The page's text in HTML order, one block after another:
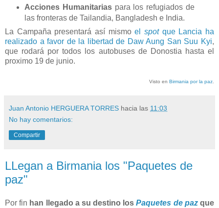
Acciones Humanitariaspara los refugiados de
las fronteras de Tailandia, Bangladesh e India.
La Campaña presentará así mismoelspot que Lancia ha
realizado a favor de la libertad de Daw Aung San Suu Kyi,
que rodará por todos los autobuses de Donostia hasta el
proximo 19 de junio.
Visto en Birmania por la paz.
Juan Antonio HERGUERA TORRES hacia las 11:03
No hay comentarios:
Compartir
LLegan a Birmania los "Paquetes de
paz"
Por fin han llegado a su destino losPaquetes de pazque